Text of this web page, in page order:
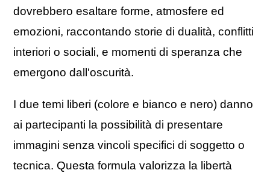
dovrebbero esaltare forme, atmosfere ed
emozioni, raccontando storie di dualità, conflitti
interiori o sociali, e momenti di speranza che
emergono dall'oscurità.
I due temi liberi (colore e bianco e nero) danno
ai partecipanti la possibilità di presentare
immagini senza vincoli specifici di soggetto o
tecnica. Questa formula valorizza la libertà